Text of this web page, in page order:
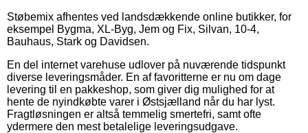
Støbemix afhentes ved landsdækkende online butikker, for
eksempel Bygma, XL-Byg, Jem og Fix, Silvan, 10-4,
Bauhaus, Stark og Davidsen.
En del internet varehuse udlover på nuværende tidspunkt
diverse leveringsmåder. En af favoritterne er nu om dage
levering til en pakkeshop, som giver dig mulighed for at
hente de nyindkøbte varer i Østsjælland når du har lyst.
Fragtløsningen er altså temmelig smertefri, samt ofte
ydermere den mest betalelige leveringsudgave.